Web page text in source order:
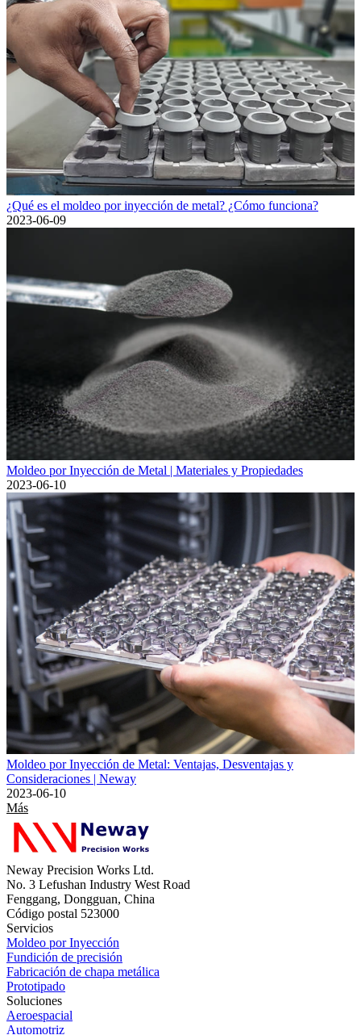
¿Qué es el moldeo por inyección de metal? ¿Cómo funciona?
2023-06-09
Moldeo por Inyección de Metal | Materiales y Propiedades
2023-06-10
Moldeo por Inyección de Metal: Ventajas, Desventajas y
Consideraciones | Neway
2023-06-10
Más
Neway Precision Works Ltd.
No. 3 Lefushan Industry West Road
Fenggang, Dongguan, China
Código postal 523000
Servicios
Moldeo por Inyección
Fundición de precisión
Fabricación de chapa metálica
Prototipado
Soluciones
Aeroespacial
Automotriz